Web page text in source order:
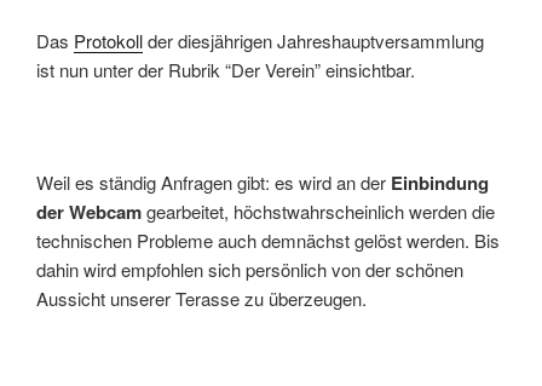
Das Protokollder diesjährigen Jahreshauptversammlung
ist nun unter der Rubrik “Der Verein” einsichtbar.
Weil es ständig Anfragen gibt: es wird an der Einbindung
der Webcamgearbeitet, höchstwahrscheinlich werden die
technischen Probleme auch demnächst gelöst werden. Bis
dahin wird empfohlen sich persönlich von der schönen
Aussicht unserer Terasse zu überzeugen.